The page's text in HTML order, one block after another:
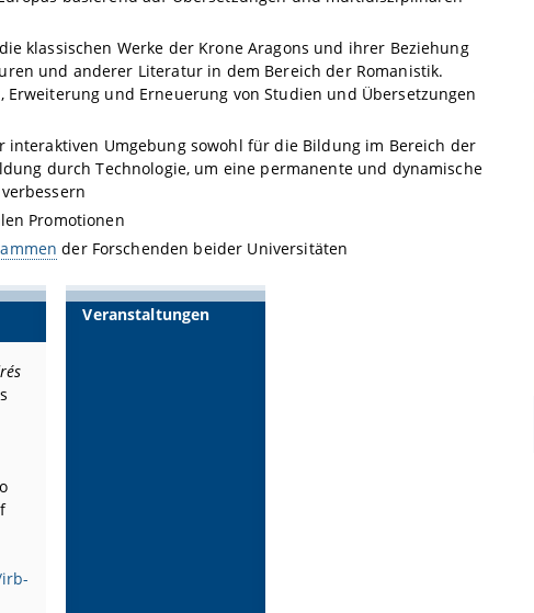
klassischen Werke der Krone Aragons und ihrer Beziehung
und anderer Literatur in dem Bereich der Romanistik.
Erweiterung und Erneuerung von Studien und Übersetzungen
interaktiven Umgebung sowohl für die Bildung im Bereich der
durch Technologie, um eine permanente und dynamische
Promotionen
der Forschenden beider Universitäten
Veranstaltungen